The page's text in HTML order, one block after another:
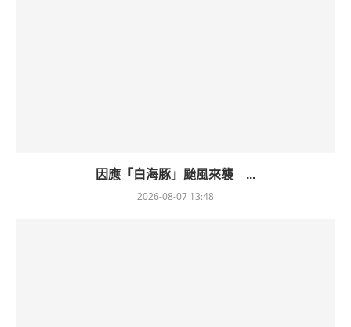
因應「白海豚」颱風來襲 ...
2026-08-07 13:48